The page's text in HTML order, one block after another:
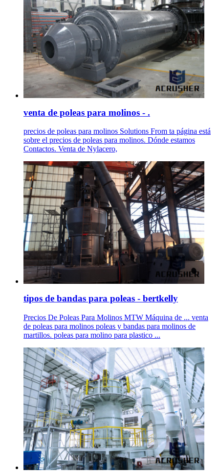
venta de poleas para molinos - .
precios de poleas para molinos Solutions From ta página está
sobre el precios de poleas para molinos. Dónde estamos
Contactos. Venta de Nylacero,
tipos de bandas para poleas - bertkelly
Precios De Poleas Para Molinos MTW Máquina de ... venta
de poleas para molinos poleas y bandas para molinos de
martillos. poleas para molino para plastico ...